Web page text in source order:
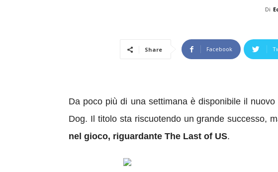
Di
Share Facebook
Da poco più di una settimana è disponibile il
Dog. Il titolo sta riscuotendo un grande successo,
nel gioco, riguardante The Last of US.